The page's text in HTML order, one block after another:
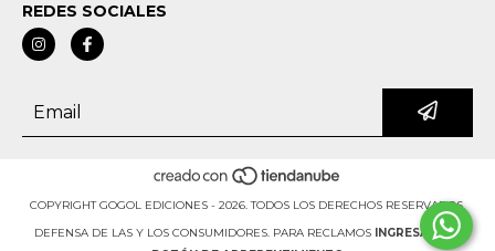
REDES SOCIALES
COPYRIGHT GOGOL EDICIONES - 2026. TODOS LOS DERECHOS RESERVADOS.
DEFENSA DE LAS Y LOS CONSUMIDORES. PARA RECLAMOS INGRESÁ ACÁ.